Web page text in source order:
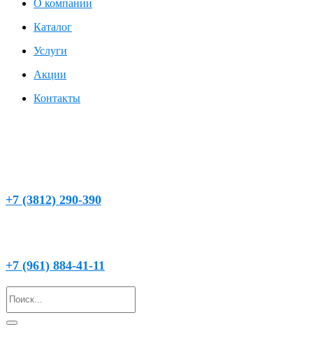
О компании
Каталог
Услуги
Акции
Контакты
+7 (3812) 290-390
+7 (961) 884-41-11